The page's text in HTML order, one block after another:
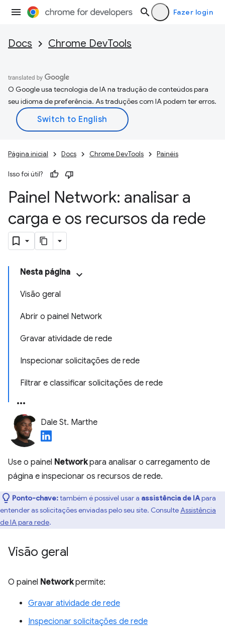
Fazer login
Docs Chrome DevTools
O Google usa tecnologia de IA na tradução de conteúdos para
seu idioma de preferência. As traduções com IA podem ter erros.
Página inicial Docs Chrome DevTools Painéis
Isso foi útil?
Painel Network: analisar a
carga e os recursos da rede
Nesta página
Visão geral
Abrir o painel Network
Gravar atividade de rede
Inspecionar solicitações de rede
Filtrar e classificar solicitações de rede
Dale St. Marthe
Use o painel Networkpara analisar o carregamento de
página e inspecionar os recursos de rede.
Ponto-chave:também é possível usar a assistência de IApara
entender as solicitações enviadas pelo seu site. ConsulteAssistência
de IA para rede.
Visão geral
O painel Networkpermite:
Gravar atividade de rede
Inspecionar solicitações de rede